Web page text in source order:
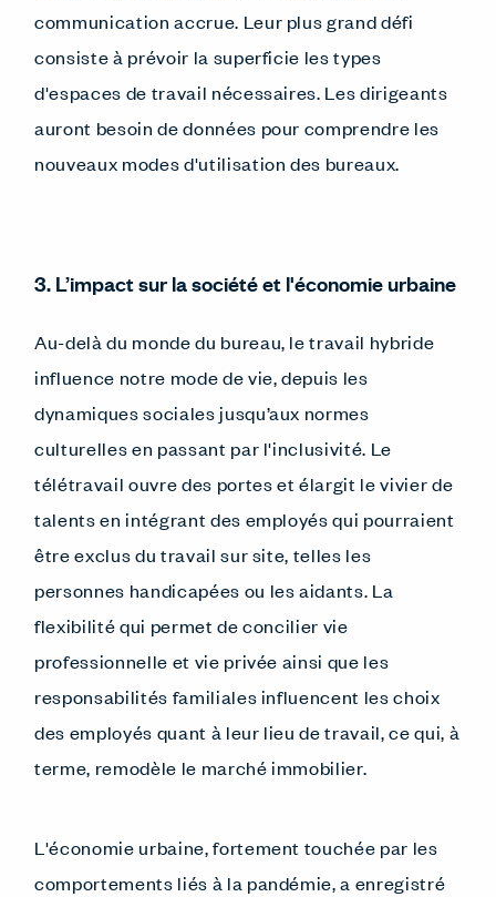
communication accrue. Leur plus grand défi
consiste à prévoir la superficie les types
d'espaces de travail nécessaires. Les dirigeants
auront besoin de données pour comprendre les
nouveaux modes d'utilisation des bureaux.
3. L’impact sur la société et l'économie urbaine
Au-delà du monde du bureau, le travail hybride
influence notre mode de vie, depuis les
dynamiques sociales jusqu’aux normes
culturelles en passant par l'inclusivité. Le
télétravail ouvre des portes et élargit le vivier de
talents en intégrant des employés qui pourraient
être exclus du travail sur site, telles les
personnes handicapées ou les aidants. La
flexibilité qui permet de concilier vie
professionnelle et vie privée ainsi que les
responsabilités familiales influencent les choix
des employés quant à leur lieu de travail, ce qui, à
terme, remodèle le marché immobilier.
L'économie urbaine, fortement touchée par les
comportements liés à la pandémie, a enregistré